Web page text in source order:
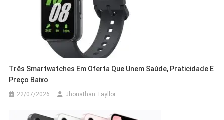
Três Smartwatches Em Oferta Que Unem Saúde, Praticidade E
Preço Baixo
22/07/2026 Jhonathan Tayllor